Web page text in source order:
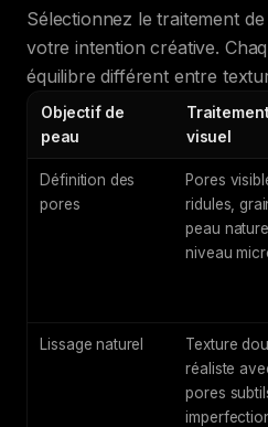
Sélectionnez le traitement
votre intention créative.
équilibre différent entre
Objectif de
peau
visuel
Définition des
pores
Pores
ridules,
peau
niveau
Lissage naturel
Texture
réaliste
pores